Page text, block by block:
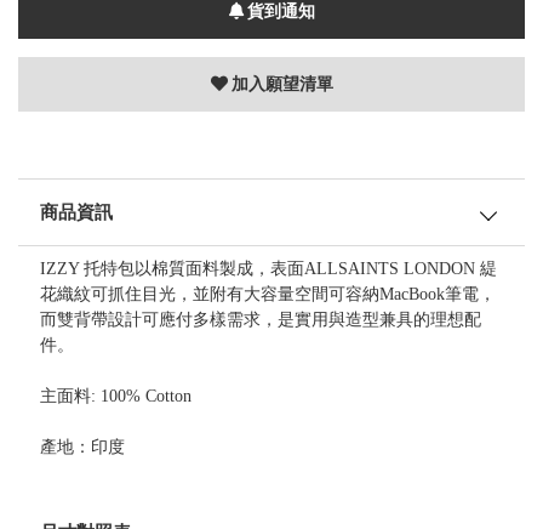
貨到通知
加入願望清單
商品資訊
IZZY 托特包以棉質面料製成，表面ALLSAINTS LONDON 緹
花織紋可抓住目光，並附有大容量空間可容納MacBook筆電，
而雙背帶設計可應付多樣需求，是實用與造型兼具的理想配
件。
主面料: 100% Cotton
產地：印度